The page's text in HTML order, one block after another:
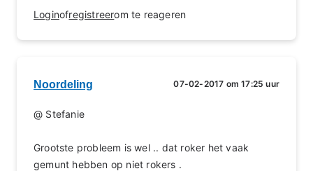
Loginofregistreerom te reageren
Noordeling 07-02-2017 om 17:25 uur
@ Stefanie
Grootste probleem is wel .. dat roker het vaak
gemunt hebben op niet rokers .